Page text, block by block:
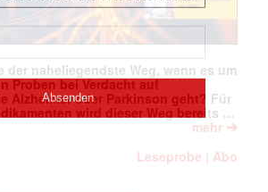
der naheliegendste Weg, wenn es um
Proben bei Verdacht auf
Alzheimer oder Parkinson geht? Für
wird dieser Weg bereits …
mehr ➔
Leseprobe | Abo